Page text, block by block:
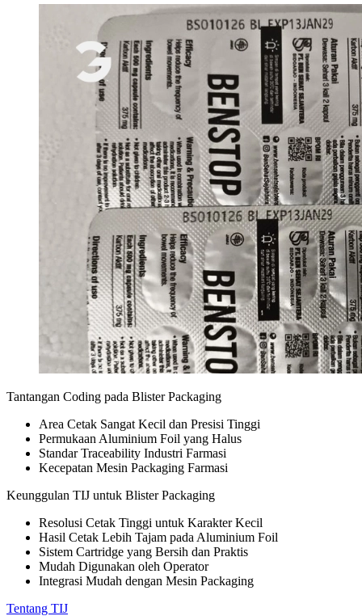
Tantangan Coding pada Blister Packaging
Area Cetak Sangat Kecil dan Presisi Tinggi
Permukaan Aluminium Foil yang Halus
Standar Traceability Industri Farmasi
Kecepatan Mesin Packaging Farmasi
Keunggulan TIJ untuk Blister Packaging
Resolusi Cetak Tinggi untuk Karakter Kecil
Hasil Cetak Lebih Tajam pada Aluminium Foil
Sistem Cartridge yang Bersih dan Praktis
Mudah Digunakan oleh Operator
Integrasi Mudah dengan Mesin Packaging
Tentang TIJ